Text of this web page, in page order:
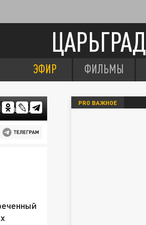
ЦАРЬГРАД
ЭФИР ФИЛЬМЫ
PRO ВАЖНОЕ